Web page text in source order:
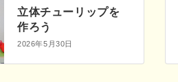
立体チューリップを
作ろう
2026年5月30日